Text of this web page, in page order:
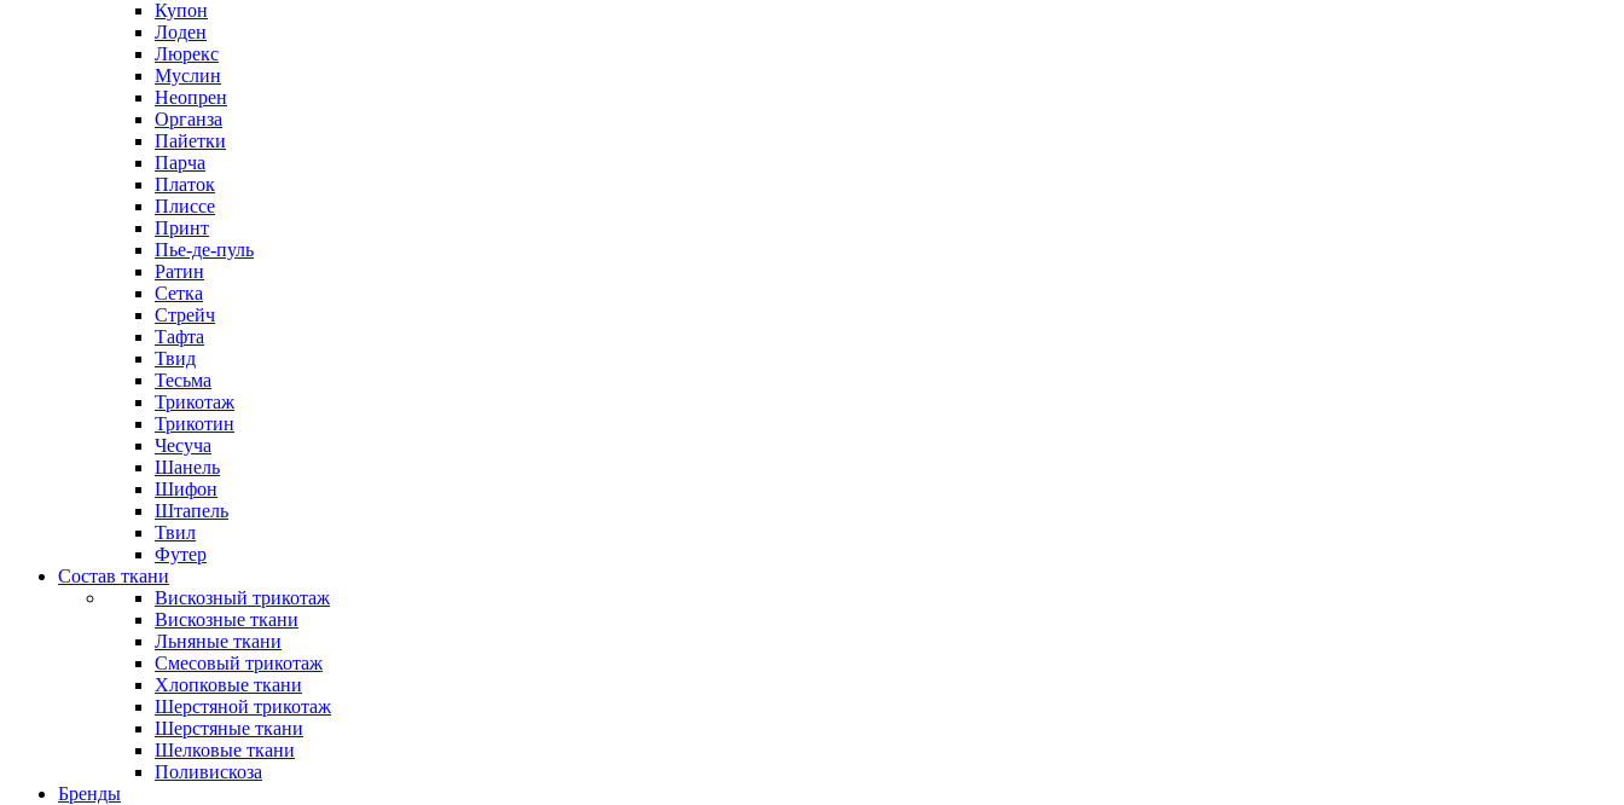
Купон
Лоден
Люрекс
Муслин
Неопрен
Органза
Пайетки
Парча
Платок
Плиссе
Принт
Пье-де-пуль
Ратин
Сетка
Стрейч
Тафта
Твид
Тесьма
Трикотаж
Трикотин
Чесуча
Шанель
Шифон
Штапель
Твил
Футер
Состав ткани
Вискозный трикотаж
Вискозные ткани
Льняные ткани
Смесовый трикотаж
Хлопковые ткани
Шерстяной трикотаж
Шерстяные ткани
Шелковые ткани
Поливискоза
Бренды